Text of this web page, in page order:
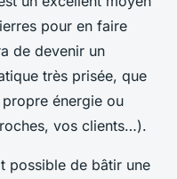
pour en faire
de devenir un
très prisée, que
énergie ou
vos clients…).
possible de bâtir une